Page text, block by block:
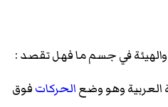
في جسم ما فهل تقصد :
العربية وهو وضعالحركاتفوق